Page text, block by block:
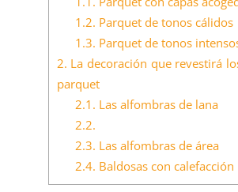
1.2. Parquet de tonos cálidos
1.3. Parquet de tonos
2. La decoración que revestirá
parquet
2.1. Las alfombras de lana
2.2.
2.3. Las alfombras de área
2.4. Baldosas con